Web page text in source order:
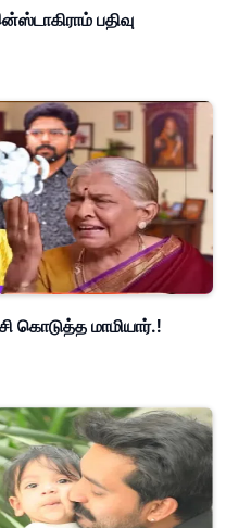
பதிவு
கொடுத்த மாமியார்.!